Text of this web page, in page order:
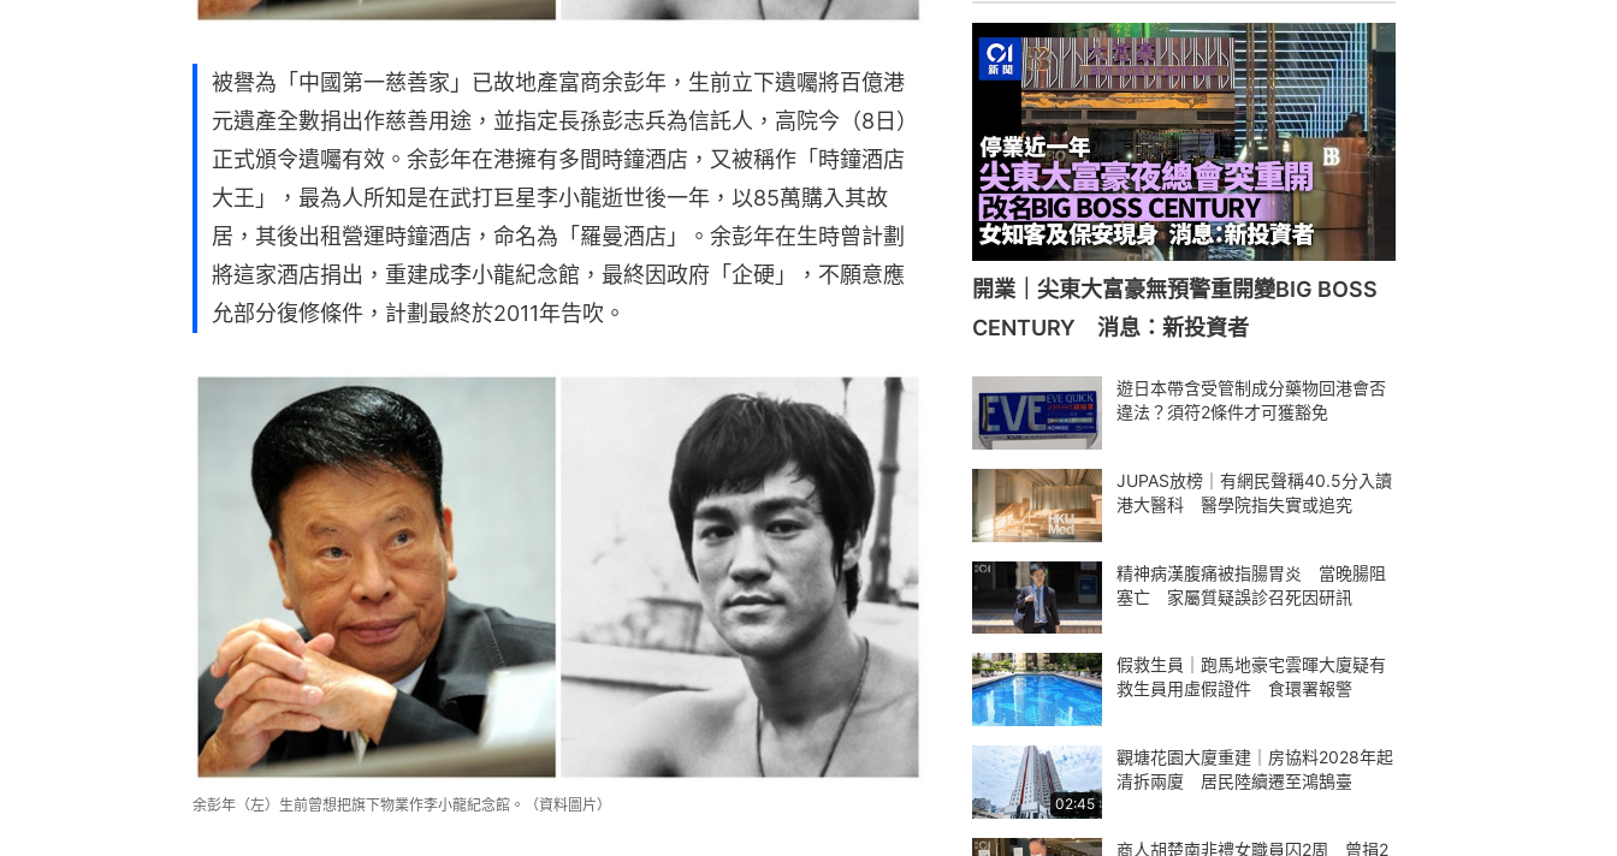
被譽為「中國第一慈善家」已故地產富商余彭年，生前立下遺囑將百億港
元遺產全數捐出作慈善用途，並指定長孫彭志兵為信託人，高院今（8日）
正式頒令遺囑有效。余彭年在港擁有多間時鐘酒店，又被稱作「時鐘酒店
大王」，最為人所知是在武打巨星李小龍逝世後一年，以85萬購入其故
居，其後出租營運時鐘酒店，命名為「羅曼酒店」。余彭年在生時曾計劃
將這家酒店捐出，重建成李小龍紀念館，最終因政府「企硬」，不願意應
允部分復修條件，計劃最終於2011年告吹。
余彭年（左）生前曾想把旗下物業作李小龍紀念館。（資料圖片）
開業｜尖東大富豪無預警重開變BIG BOSS
CENTURY 消息：新投資者
遊日本帶含受管制成分藥物回港會否
違法？須符2條件才可獲豁免
JUPAS放榜｜有網民聲稱40.5分入讀
港大醫科 醫學院指失實或追究
精神病漢腹痛被指腸胃炎 當晚腸阻
塞亡 家屬質疑誤診召死因研訊
假救生員｜跑馬地豪宅雲暉大廈疑有
救生員用虛假證件 食環署報警
02:45
觀塘花園大廈重建｜房協料2028年起
清拆兩廈 居民陸續遷至鴻鵠臺
商人胡楚南非禮女職員囚2周 曾捐2